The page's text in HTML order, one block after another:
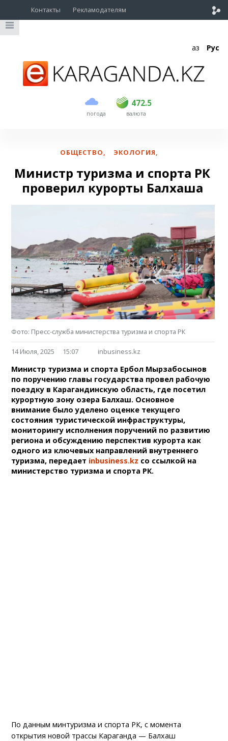
Контакты Рекламодателям
Қаз Рус
погода
472.5
USD 469 472.5
EUR валюта
ОБЩЕСТВО, ЭКОЛОГИЯ,
Министр туризма и спорта РК
проверил курорты Балхаша
Фото: Пресс-служба министерства туризма и спорта РК
14 Июля, 2025 15:07 inbusiness.kz
Министр туризма и спорта Ербол Мырзабосынов
по поручению главы государства провел рабочую
поездку в Карагандинскую область, где посетил
курортную зону озера Балхаш. Основное
внимание было уделено оценке текущего
состояния туристической инфраструктуры,
мониторингу исполнения поручений по развитию
региона и обсуждению перспектив курорта как
одного из ключевых направлений внутреннего
туризма, передает inbusiness.kz со ссылкой на
министерство туризма и спорта РК.
По данным минтуризма и спорта РК, с момента
открытия новой трассы Караганда — Балхаш